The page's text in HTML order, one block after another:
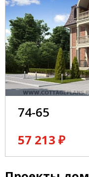
74-65
57 213 ₽